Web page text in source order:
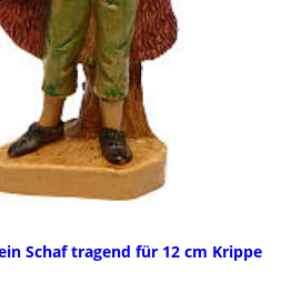
Schaf tragend für 12 cm Krippe